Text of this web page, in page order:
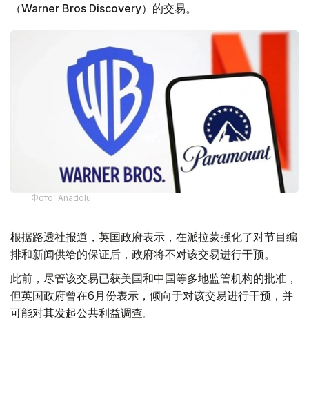
（Warner Bros Discovery）的交易。
Фото: Аnadolu
根据路透社报道，英国政府表示，在派拉蒙强化了对节目编
排和新闻供给的保证后，政府将不对该交易进行干预。
此前，尽管该交易已获美国和中国等多地监管机构的批准，
但英国政府曾在6月份表示，倾向于对该交易进行干预，并
可能对其发起公共利益调查。